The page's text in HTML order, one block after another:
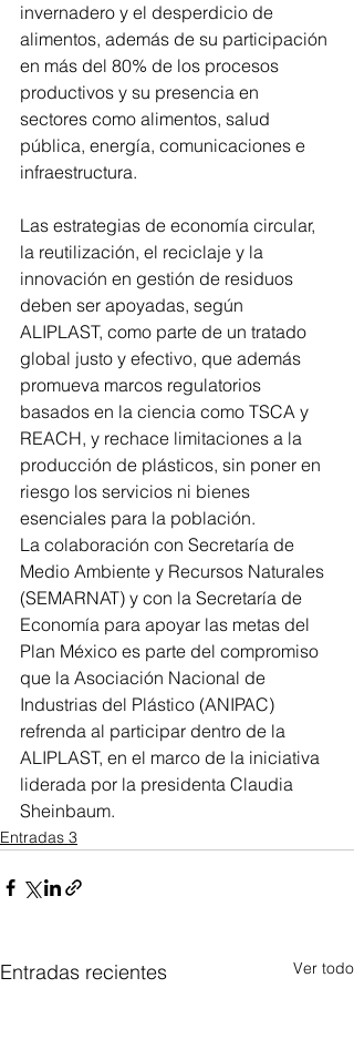
invernadero y el desperdicio de
alimentos, además de su participación
en más del 80% de los procesos
productivos y su presencia en
sectores como alimentos, salud
pública, energía, comunicaciones e
infraestructura.
Las estrategias de economía circular,
la reutilización, el reciclaje y la
innovación en gestión de residuos
deben ser apoyadas, según
ALIPLAST, como parte de un tratado
global justo y efectivo, que además
promueva marcos regulatorios
basados en la ciencia como TSCA y
REACH, y rechace limitaciones a la
producción de plásticos, sin poner en
riesgo los servicios ni bienes
esenciales para la población.
La colaboración con Secretaría de
Medio Ambiente y Recursos Naturales
(SEMARNAT) y con la Secretaría de
Economía para apoyar las metas del
Plan México es parte del compromiso
que la Asociación Nacional de
Industrias del Plástico (ANIPAC)
refrenda al participar dentro de la
ALIPLAST, en el marco de la iniciativa
liderada por la presidenta Claudia
Sheinbaum.
Entradas 3
Entradas recientes Ver todo